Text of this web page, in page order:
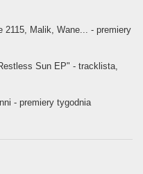
2115, Malik, Wane... - premiery
Sun EP" - tracklista,
- premiery tygodnia